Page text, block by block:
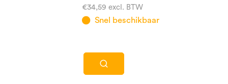
€34,59 excl. BTW
Snel beschikbaar